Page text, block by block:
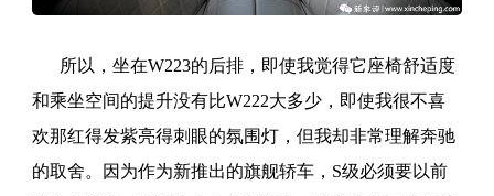
所以，坐在W223的后排，即使我觉得它座椅舒适度
和乘坐空间的提升没有比W222大多少，即使我很不喜
欢那红得发紫亮得刺眼的氛围灯，但我却非常理解奔驰
的取舍。因为作为新推出的旗舰轿车，S级必须要以前